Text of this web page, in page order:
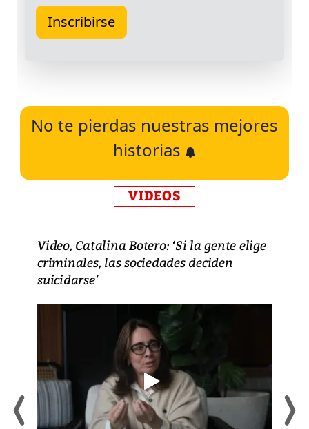
No te pierdas nuestras mejores
historias
VIDEOS
Video, Catalina Botero: ‘Si la gente elige
criminales, las sociedades deciden
suicidarse’